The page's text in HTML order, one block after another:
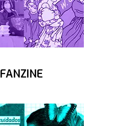
FANZINE